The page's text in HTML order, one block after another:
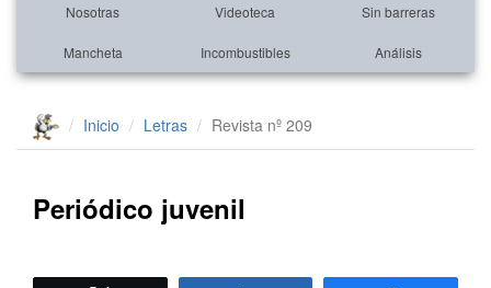
Nosotras Videoteca Sin barreras
Mancheta Incombustibles Análisis
Inicio Letras Revista nº 209
Periódico juvenil